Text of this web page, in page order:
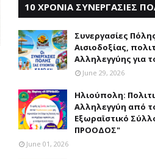
10 ΧΡΟΝΙΑ ΣΥΝΕΡΓΑΣΙΕΣ
Συνεργασίες
Aισιοδοξίας,
Aλληλεγγύης για
June 29, 2026
Ηλιούπολη:
Aλληλεγγύη από
Εξωραϊστικό
ΠΡΟΟΔΟΣ"
June 01, 2026